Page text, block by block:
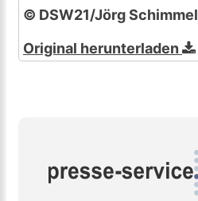
© DSW21/Jörg Schimmel
Original herunterladen